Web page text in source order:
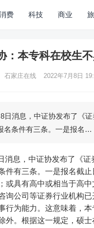
费 科技 商业
：本专科在校生
石家庄在线 2022年7月8日
日消息，中证协发布了《
名条件有三条。一是报名…
件有三条。一是报名截
或具有高中或相当于高
询公司等证券行业机构
行为能力。这意味着，
外。根据这一规定，硕士